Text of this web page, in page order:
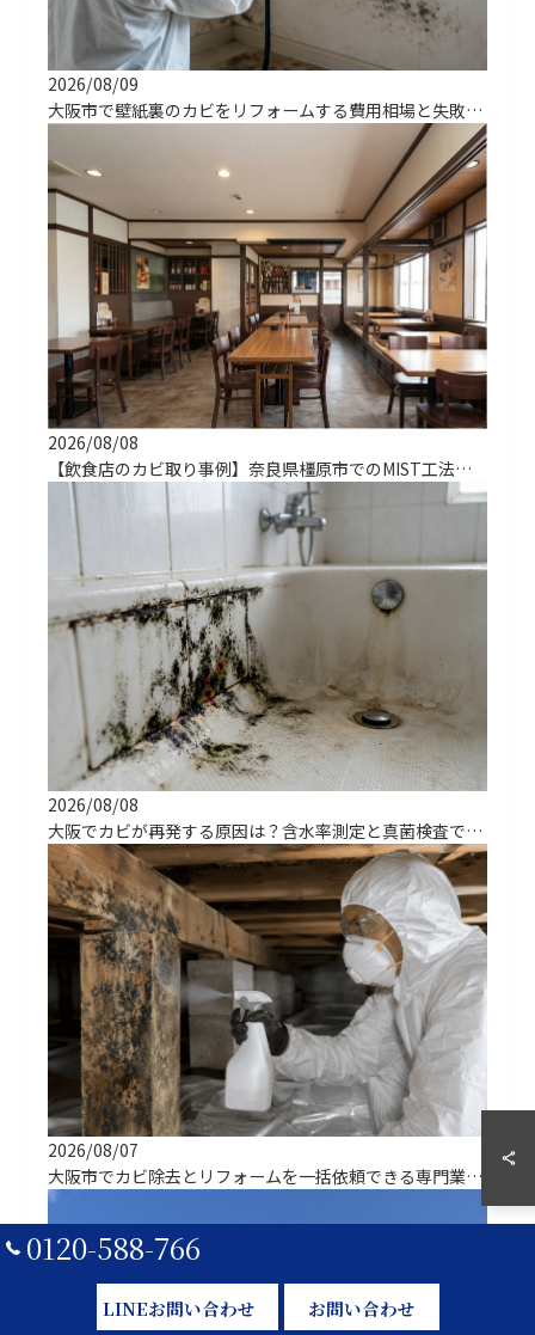
2026/08/09
大阪市で壁紙裏のカビをリフォームする費用相場と失敗しない方法
2026/08/08
【飲食店のカビ取り事例】奈良県橿原市でのMIST工法による解決実績
2026/08/08
大阪でカビが再発する原因は？含水率測定と真菌検査で根治する
2026/08/07
大阪市でカビ除去とリフォームを一括依頼できる専門業者の選び方
0120-588-766
LINEお問い合わせ お問い合わせ